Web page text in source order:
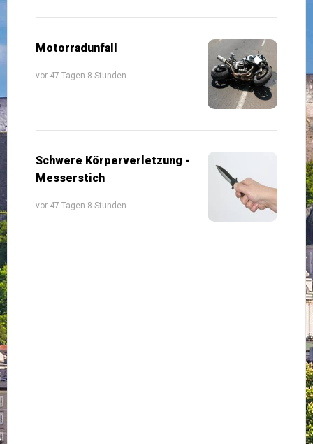
Motorradunfall
vor 47 Tagen 8 Stunden
Schwere Körperverletzung -
Messerstich
vor 47 Tagen 8 Stunden